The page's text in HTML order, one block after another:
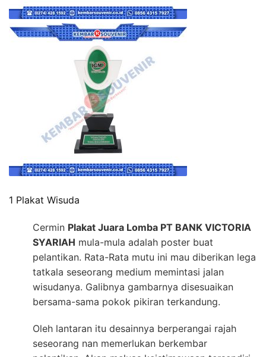
1 Plakat Wisuda
Cermin Plakat Juara Lomba PT BANK VICTORIA
SYARIAH mula-mula adalah poster buat
pelantikan. Rata-Rata mutu ini mau diberikan lega
tatkala seseorang medium memintasi jalan
wisudanya. Galibnya gambarnya disesuaikan
bersama-sama pokok pikiran terkandung.
Oleh lantaran itu desainnya berperangai rajah
seseorang nan memerlukan berkembar